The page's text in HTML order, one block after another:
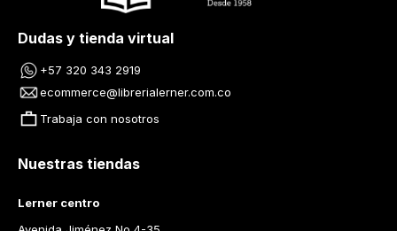
Dudas y tienda virtual
+57 320 343 2919
ecommerce@librerialerner.com.co
Trabaja con nosotros
Nuestras tiendas
Lerner centro